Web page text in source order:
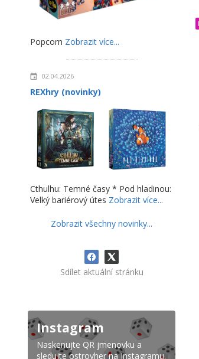
Popcorn Zobrazit více...
02.04.2026
REXhry (novinky)
Cthulhu: Temné časy * Pod hladinou:
Velký bariérový útes Zobrazit více...
Zobrazit všechny novinky...
Sdílet aktuální stránku
Instagram
Naskenujte QR jmenovku a
sledujte ostrovher na Instagramu.